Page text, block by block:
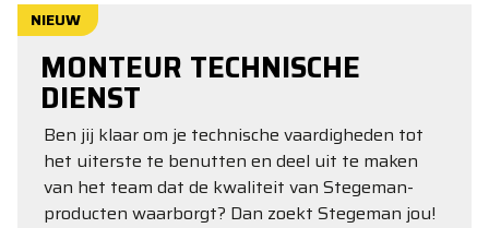
NIEUW
MONTEUR TECHNISCHE
DIENST
Ben jij klaar om je technische vaardigheden tot
het uiterste te benutten en deel uit te maken
van het team dat de kwaliteit van Stegeman-
producten waarborgt? Dan zoekt Stegeman jou!